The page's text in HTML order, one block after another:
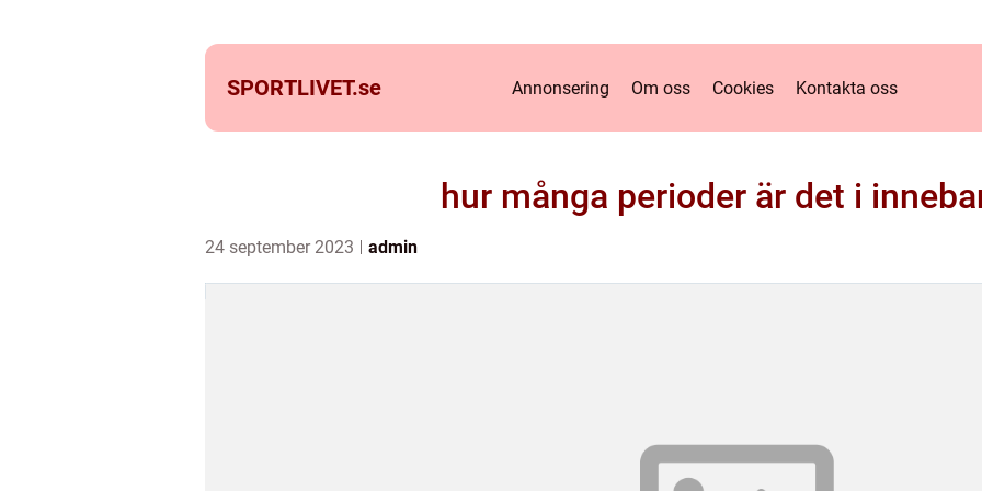
SPORTLIVET.se Annonsering Om oss Cookies Kontakta oss
hur många perioder är det i
24 september 2023 admin